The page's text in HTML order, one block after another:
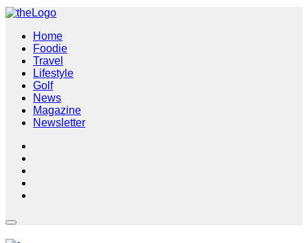
Home
Foodie
Travel
Lifestyle
Golf
News
Magazine
Newsletter